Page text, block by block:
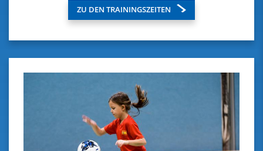
ZU DEN TRAININGSZEITEN